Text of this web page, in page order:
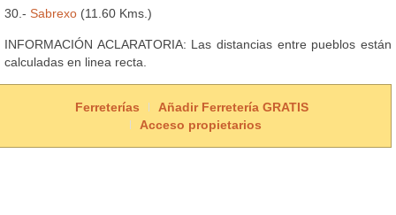
30.- Sabrexo (11.60 Kms.)
INFORMACIÓN ACLARATORIA: Las distancias entre pueblos están
calculadas en linea recta.
Ferreterías
Añadir Ferretería GRATIS
Acceso propietarios